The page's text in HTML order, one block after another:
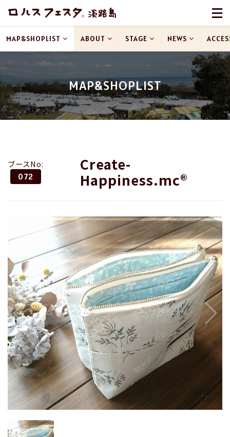
MAP&SHOPLIST
MAP&SHOPLIST ABOUT STAGE NEWS
ブースNo:
072
Create-
Happiness.mc®